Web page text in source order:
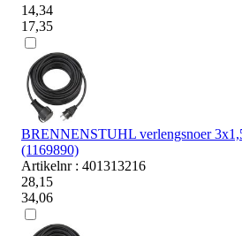
14,34
17,35
BRENNENSTUHL verlengsnoer
(1169890)
Artikelnr : 401313216
28,15
34,06